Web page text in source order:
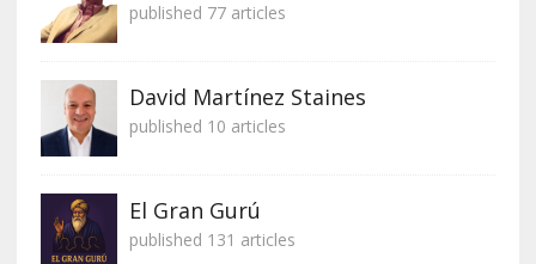
published 77 articles
David Martínez Staines
published 10 articles
El Gran Gurú
published 131 articles